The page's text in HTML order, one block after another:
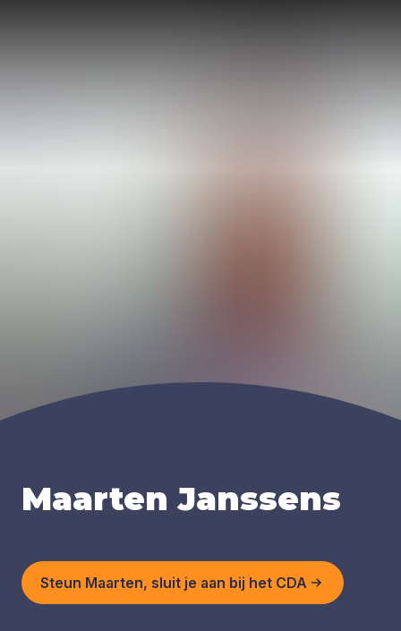
Maarten Janssens
Steun Maarten, sluit je aan bij het CDA